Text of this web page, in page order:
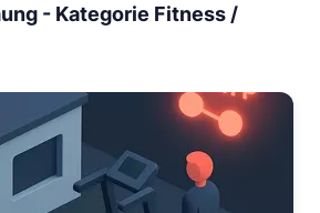
- Kategorie Fitness /